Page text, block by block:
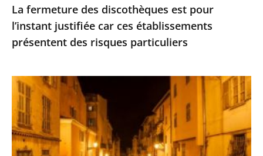
des
risques
particuliers
La fermeture des discothèques est pour
l’instant justifiée car ces établissements
présentent des risques particuliers
Les
restrictions
de
déplacement
ne